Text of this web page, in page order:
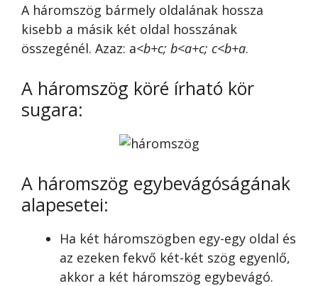
A háromszög bármely oldalának hossza
kisebb a másik két oldal hosszának
összegénél. Azaz: a<b+c; b<a+c; c<b+a.
A háromszög köré írható kör
sugara:
A háromszög egybevágóságának
alapesetei:
Ha két háromszögben egy-egy oldal és
az ezeken fekvő két-két szög egyenlő,
akkor a két háromszög egybevágó.